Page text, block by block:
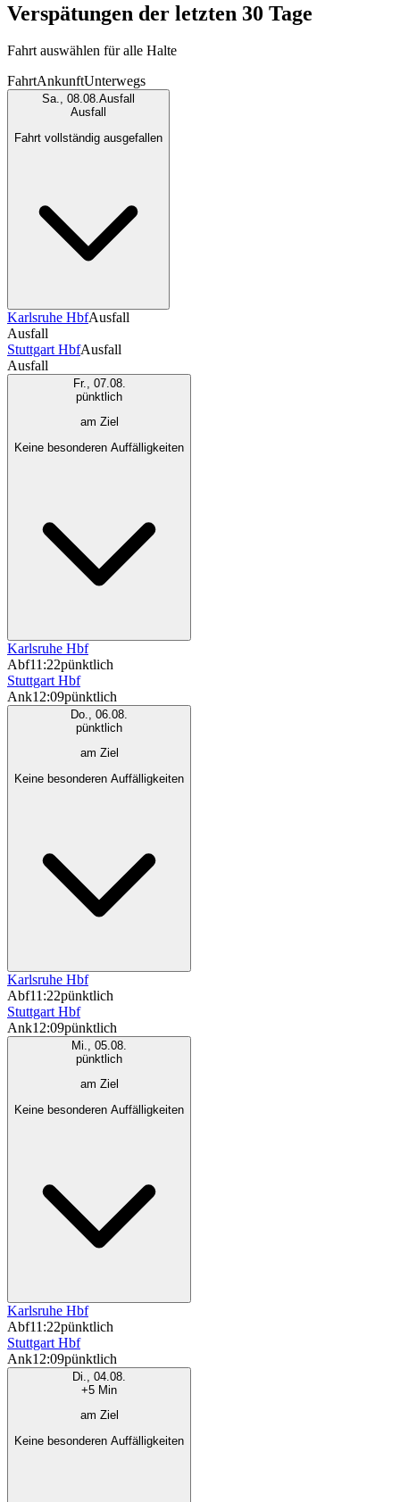
Verspätungen der letzten 30 Tage
Fahrt auswählen für alle Halte
FahrtAnkunftUnterwegs
Sa., 08.08.Ausfall
Ausfall
Fahrt vollständig ausgefallen
Karlsruhe HbfAusfall
Ausfall
Stuttgart HbfAusfall
Ausfall
Fr., 07.08.
pünktlich
am Ziel
Keine besonderen Auffälligkeiten
Karlsruhe Hbf
Abf11:22pünktlich
Stuttgart Hbf
Ank12:09pünktlich
Do., 06.08.
pünktlich
am Ziel
Keine besonderen Auffälligkeiten
Karlsruhe Hbf
Abf11:22pünktlich
Stuttgart Hbf
Ank12:09pünktlich
Mi., 05.08.
pünktlich
am Ziel
Keine besonderen Auffälligkeiten
Karlsruhe Hbf
Abf11:22pünktlich
Stuttgart Hbf
Ank12:09pünktlich
Di., 04.08.
+5 Min
am Ziel
Keine besonderen Auffälligkeiten